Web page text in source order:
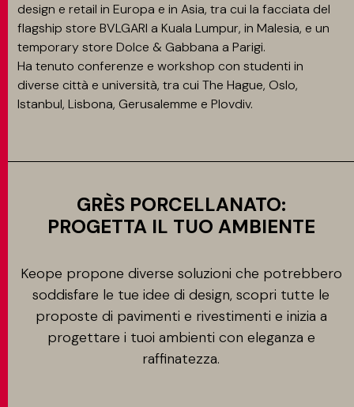
design e retail in Europa e in Asia, tra cui la facciata del
flagship store BVLGARI a Kuala Lumpur, in Malesia, e un
temporary store Dolce & Gabbana a Parigi.
Ha tenuto conferenze e workshop con studenti in
diverse città e università, tra cui The Hague, Oslo,
Istanbul, Lisbona, Gerusalemme e Plovdiv.
GRÈS PORCELLANATO:
PROGETTA IL TUO AMBIENTE
Keope propone diverse soluzioni che potrebbero
soddisfare le tue idee di design, scopri tutte le
proposte di pavimenti e rivestimenti e inizia a
progettare i tuoi ambienti con eleganza e
raffinatezza.